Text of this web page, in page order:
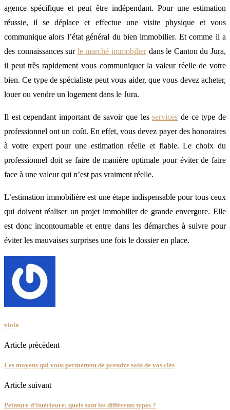
agence spécifique et peut être indépendant. Pour une estimation
réussie, il se déplace et effectue une visite physique et vous
communique alors l’état général du bien immobilier. Et comme il a
des connaissances sur le marché immobilierdans le Canton du Jura,
il peut très rapidement vous communiquer la valeur réelle de votre
bien. Ce type de spécialiste peut vous aider, que vous devez acheter,
louer ou vendre un logement dans le Jura.
Il est cependant important de savoir que lesservices de ce type de
professionnel ont un coût. En effet, vous devez payer des honoraires
à votre expert pour une estimation réelle et fiable. Le choix du
professionnel doit se faire de manière optimale pour éviter de faire
face à une valeur qui n’est pas vraiment réelle.
L’estimation immobilière est une étape indispensable pour tous ceux
qui doivent réaliser un projet immobilier de grande envergure. Elle
est donc incontournable et entre dans les démarches à suivre pour
éviter les mauvaises surprises une fois le dossier en place.
viola
Article prècèdent
Les moyens qui vous permettent de prendre soin de vos clés
Article suivant
Peinture d’intérieure: quels sont les différents types ?